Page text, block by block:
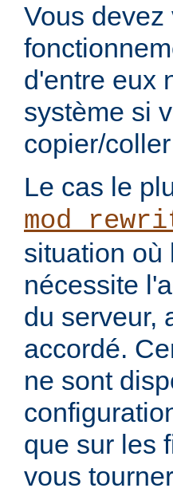
Vous
d'entre eux
système si
copier/
Le cas le
situation où
nécessite
du serveur,
accordé.
ne sont
que sur les
vous